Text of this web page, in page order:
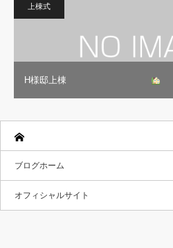
上棟式
H様邸上棟
ブログホーム
オフィシャルサイト